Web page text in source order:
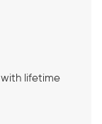
lifetime